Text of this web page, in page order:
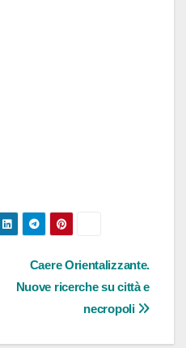
Caere Orientalizzante.
Nuove ricerche su città e
necropoli